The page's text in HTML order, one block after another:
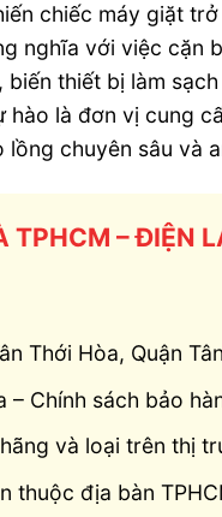
chiếc máy giặt
nghĩa với việc cặn
thiết bị làm
hào là đơn vị cung
chuyên sâu và
TPHCM – ĐIỆN
Thới Hòa, Quận
Chính sách bảo
và loại trên thị
thuộc địa bàn